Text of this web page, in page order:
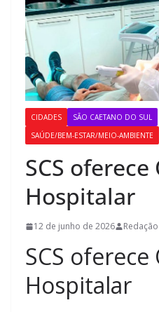
CIDADES
SÃO CAETANO DO SUL
SAÚDE/BEM-ESTAR/MEIO-AMBIENTE
SCS
Hospitalar
12 de junho de 2026 Redação
SCS
Hospitalar